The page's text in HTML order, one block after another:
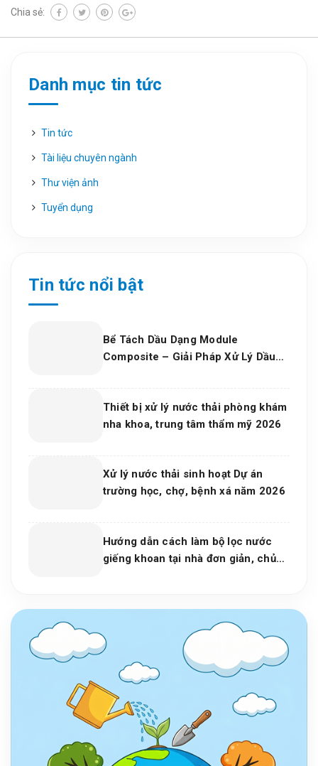
Chia sẻ:
Danh mục tin tức
Tin tức
Tài liệu chuyên ngành
Thư viện ảnh
Tuyển dụng
Tin tức nổi bật
Bể Tách Dầu Dạng Module
Composite – Giải Pháp Xử Lý Dầu
Thiết bị xử lý nước thải phòng khám
nha khoa, trung tâm thẩm mỹ 2026
Xử lý nước thải sinh hoạt Dự án
trường học, chợ, bệnh xá năm 2026
Hướng dẫn cách làm bộ lọc nước
giếng khoan tại nhà đơn giản, chủ